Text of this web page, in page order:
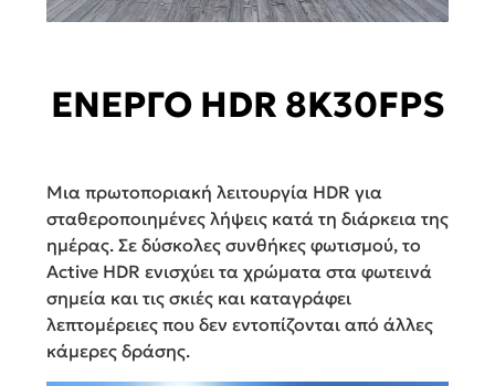
ΕΝΕΡΓΟ HDR 8K30FPS
Μια πρωτοποριακή λειτουργία HDR για
σταθεροποιημένες λήψεις κατά τη διάρκεια της
ημέρας. Σε δύσκολες συνθήκες φωτισμού, το
Active HDR ενισχύει τα χρώματα στα φωτεινά
σημεία και τις σκιές και καταγράφει
λεπτομέρειες που δεν εντοπίζονται από άλλες
κάμερες δράσης.